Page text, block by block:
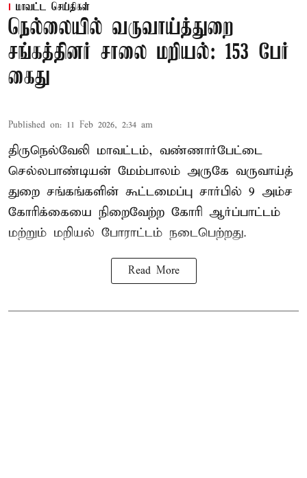
மாவட்ட செய்திகள்
நெல்லையில் வருவாய்த்துறை
சங்கத்தினர் சாலை மறியல்: 153 பேர்
கைது
Published on: 11 Feb 2026, 2:34 am
திருநெல்வேலி மாவட்டம், வண்ணார்பேட்டை
செல்லபாண்டியன் மேம்பாலம் அருகே வருவாய்த்
துறை சங்கங்களின் கூட்டமைப்பு சார்பில் 9 அம்ச
கோரிக்கையை நிறைவேற்ற கோரி ஆர்ப்பாட்டம்
மற்றும் மறியல் போராட்டம் நடைபெற்றது.
Read More